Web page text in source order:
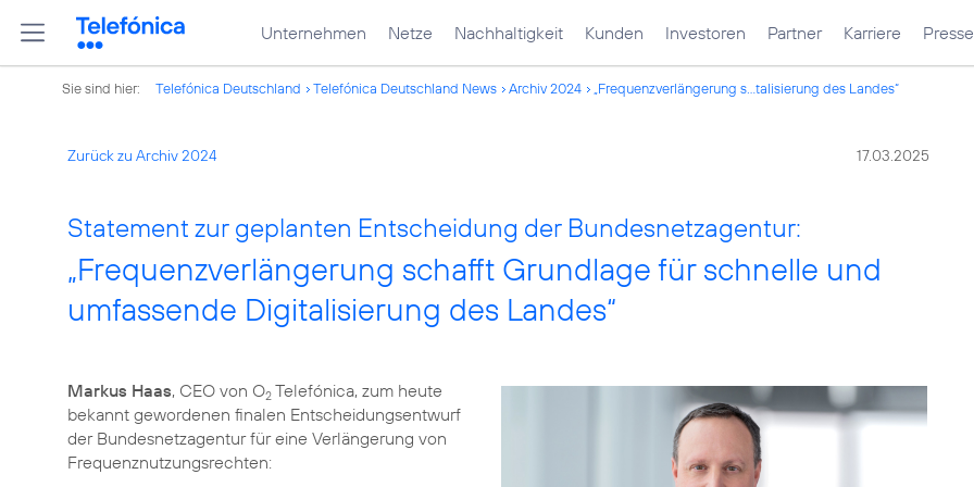
Unternehmen Netze Nachhaltigkeit Kunden Investoren Partner Karriere Presse
Sie sind hier: Telefónica Deutschland Telefónica Deutschland News Archiv 2024 „Frequenzverlängerung s...talisierung des Landes“
Zurück zu Archiv 2024 17.03.2025
Statement zur geplanten Entscheidung der Bundesnetzagentur:
„Frequenzverlängerung schafft Grundlage für schnelle und
umfassende Digitalisierung des Landes“
Markus Haas, CEO von O2 Telefónica, zum heute
bekannt gewordenen finalen Entscheidungsentwurf
der Bundesnetzagentur für eine Verlängerung von
Frequenznutzungsrechten: